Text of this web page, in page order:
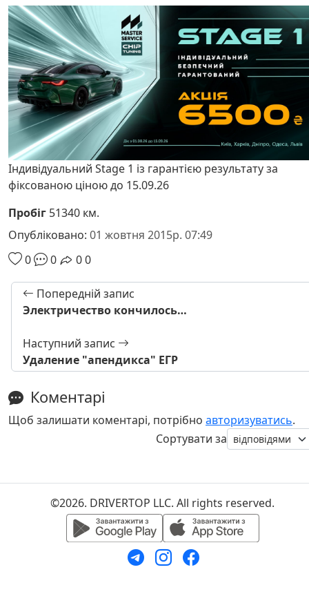
Індивідуальний Stage 1 із гарантією результату за
фіксованою ціною до 15.09.26
Пробіг 51340 км.
Опубліковано: 01 жовтня 2015р. 07:49
0
0 00
Попередній запис
Электричество кончилось…
Наступний запис
Удаление "апендикса" ЕГР
Коментарі
Щоб залишати коментарі, потрібно авторизуватись.
Сортувати за
©2026. DRIVERTOP LLC. All rights reserved.